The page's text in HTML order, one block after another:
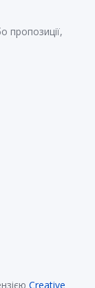
пропозиції,
Creative